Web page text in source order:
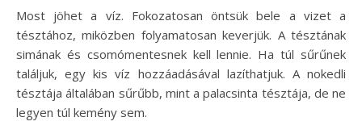
Most jöhet a víz. Fokozatosan öntsük bele a vizet a
tésztához, miközben folyamatosan keverjük. A tésztának
simának és csomómentesnek kell lennie. Ha túl sűrűnek
találjuk, egy kis víz hozzáadásával lazíthatjuk. A nokedli
tésztája általában sűrűbb, mint a palacsinta tésztája, de ne
legyen túl kemény sem.